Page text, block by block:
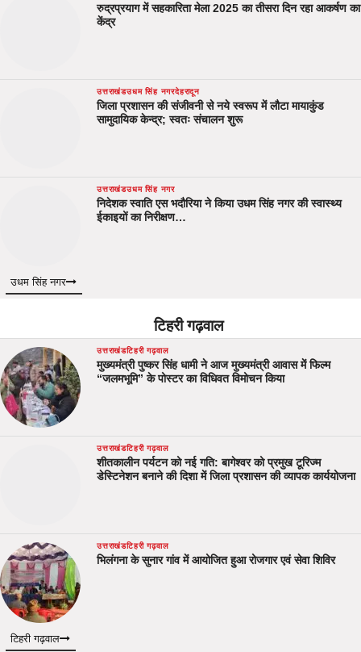
रुद्रप्रयाग में सहकारिता मेला 2025 का तीसरा दिन रहा आकर्षण का
केंद्र
उत्तराखंडउधम सिंह नगरदेहरादून
जिला प्रशासन की संजीवनी से नये स्वरूप में लौटा मायाकुंड
सामुदायिक केन्द्र; स्वतः संचालन शुरू
उत्तराखंडउधम सिंह नगर
निदेशक स्वाति एस भदौरिया ने किया उधम सिंह नगर की स्वास्थ्य
ईकाइयों का निरीक्षण…
उधम सिंह नगर
टिहरी गढ़वाल
उत्तराखंडटिहरी गढ़वाल
मुख्यमंत्री पुष्कर सिंह धामी ने आज मुख्यमंत्री आवास में फिल्म
“जलमभूमि” के पोस्टर का विधिवत विमोचन किया
उत्तराखंडटिहरी गढ़वाल
शीतकालीन पर्यटन को नई गति: बागेश्वर को प्रमुख टूरिज्म
डेस्टिनेशन बनाने की दिशा में जिला प्रशासन की व्यापक कार्ययोजना
उत्तराखंडटिहरी गढ़वाल
भिलंगना के सुनार गांव में आयोजित हुआ रोजगार एवं सेवा शिविर
टिहरी गढ़वाल